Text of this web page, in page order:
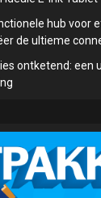
hub voor
de ultieme
ontketend: een